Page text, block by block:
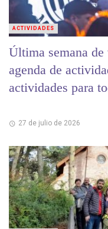
Última semana
agenda de
actividades para
27 de julio de 2026
ACTIVIDADES